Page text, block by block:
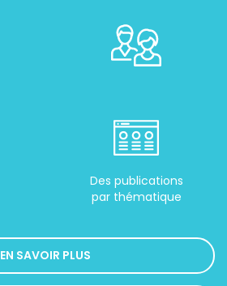
Des publications
par thématique
EN SAVOIR PLUS